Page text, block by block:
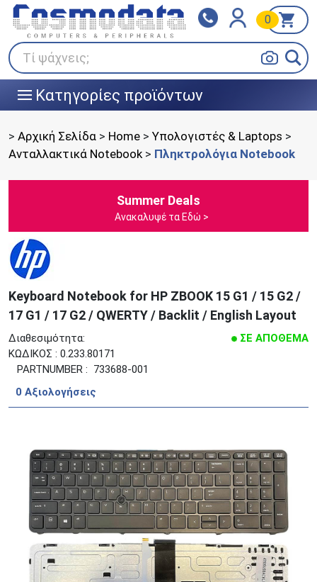
Τί ψάχνεις;
0
||| Κατηγορίες προϊόντων
Klarna
Πληρώστε σε 3
άτοκες δόσεις
BOX NOW
> Αρχική Σελίδα > Home > Υπολογιστές & Laptops >
Ανταλλακτικά Notebook> Πληκτρολόγια Notebook
Summer Deals
Ανακαλυψέ τα Εδώ >
Keyboard Notebook for HP ZBOOK 15 G1 / 15 G2 /
17 G1 / 17 G2 / QWERTY / Backlit / English Layout
Διαθεσιμότητα:
ΣΕ ΑΠΟΘΕΜΑ
ΚΩΔΙΚΟΣ : 0.233.80171
PARTNUMBER : 733688-001
0 Aξιολογήσεις